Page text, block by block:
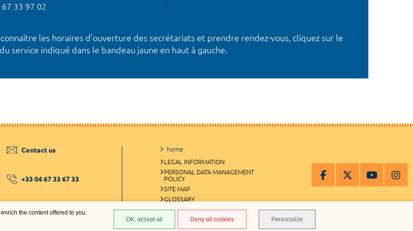
the content offered to you.
OK, accept all Deny all cookies Personalize
67 33 97 02
les horaires d’ouverture des secrétariats et prendre rendez-vous, cliquez sur le
service indiqué dans le bandeau jaune en haut à gauche.
Contact us
+33 04 67 33 67 33
home
LEGAL INFORMATION
PERSONAL DATA MANAGEMENT
POLICY
SITE MAP
GLOSSARY
COOKIES MANAGEMENT